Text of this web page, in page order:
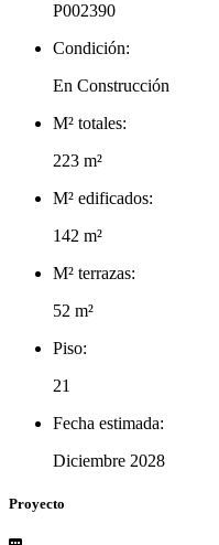
P002390
Condición:
En Construcción
M² totales:
223 m²
M² edificados:
142 m²
M² terrazas:
52 m²
Piso:
21
Fecha estimada:
Diciembre 2028
Proyecto